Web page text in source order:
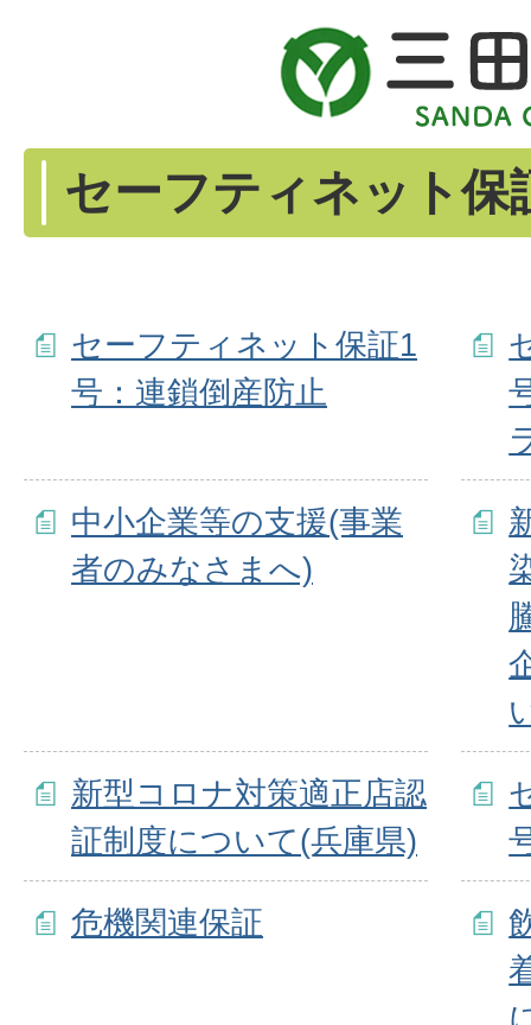
セーフティネット保
セーフティネット保証1
号：連鎖倒産防止
中小企業等の支援(事業
者のみなさまへ)
新型コロナ対策適正店認
証制度について(兵庫県)
危機関連保証